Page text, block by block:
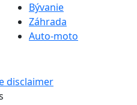
Bývanie
Záhrada
Auto-moto
disclaimer